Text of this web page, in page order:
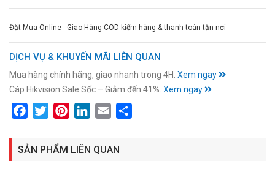
Đặt Mua Online - Giao Hàng COD kiểm hàng & thanh toán tận nơi
DỊCH VỤ & KHUYẾN MÃI LIÊN QUAN
Mua hàng chính hãng, giao nhanh trong 4H. Xem ngay
Cáp Hikvision Sale Sốc – Giảm đến 41%. Xem ngay
FacebookTwitterPinterestLinkedIn
Email
SẢN PHẨM LIÊN QUAN